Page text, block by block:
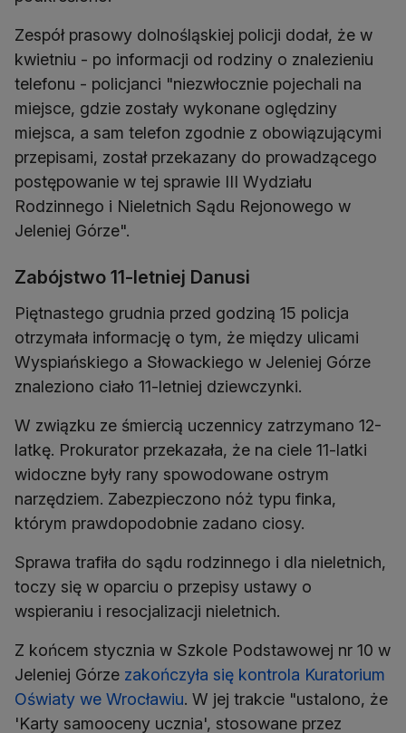
Zespół prasowy dolnośląskiej policji dodał, że w
kwietniu - po informacji od rodziny o znalezieniu
telefonu - policjanci "niezwłocznie pojechali na
miejsce, gdzie zostały wykonane oględziny
miejsca, a sam telefon zgodnie z obowiązującymi
przepisami, został przekazany do prowadzącego
postępowanie w tej sprawie III Wydziału
Rodzinnego i Nieletnich Sądu Rejonowego w
Jeleniej Górze".
Zabójstwo 11-letniej Danusi
Piętnastego grudnia przed godziną 15 policja
otrzymała informację o tym, że między ulicami
Wyspiańskiego a Słowackiego w Jeleniej Górze
znaleziono ciało 11-letniej dziewczynki.
W związku ze śmiercią uczennicy zatrzymano 12-
latkę. Prokurator przekazała, że na ciele 11-latki
widoczne były rany spowodowane ostrym
narzędziem. Zabezpieczono nóż typu finka,
którym prawdopodobnie zadano ciosy.
Sprawa trafiła do sądu rodzinnego i dla nieletnich,
toczy się w oparciu o przepisy ustawy o
wspieraniu i resocjalizacji nieletnich.
Z końcem stycznia w Szkole Podstawowej nr 10 w
Jeleniej Górze zakończyła się kontrola Kuratorium
Oświaty we Wrocławiu. W jej trakcie "ustalono, że
'Karty samooceny ucznia', stosowane przez